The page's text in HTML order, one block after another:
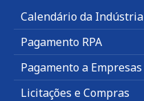
Calendário da Indústria
Pagamento RPA
Pagamento a Empresas
Licitações e Compras